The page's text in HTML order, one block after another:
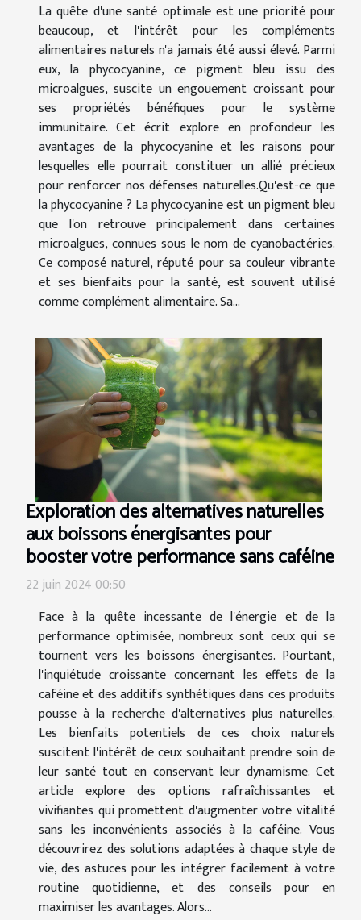
La quête d'une santé optimale est une priorité pour
beaucoup, et l'intérêt pour les compléments
alimentaires naturels n'a jamais été aussi élevé. Parmi
eux, la phycocyanine, ce pigment bleu issu des
microalgues, suscite un engouement croissant pour
ses propriétés bénéfiques pour le système
immunitaire. Cet écrit explore en profondeur les
avantages de la phycocyanine et les raisons pour
lesquelles elle pourrait constituer un allié précieux
pour renforcer nos défenses naturelles.Qu'est-ce que
la phycocyanine ? La phycocyanine est un pigment bleu
que l'on retrouve principalement dans certaines
microalgues, connues sous le nom de cyanobactéries.
Ce composé naturel, réputé pour sa couleur vibrante
et ses bienfaits pour la santé, est souvent utilisé
comme complément alimentaire. Sa...
Exploration des alternatives naturelles
aux boissons énergisantes pour
booster votre performance sans caféine
22 juin 2024 00:50
Face à la quête incessante de l'énergie et de la
performance optimisée, nombreux sont ceux qui se
tournent vers les boissons énergisantes. Pourtant,
l'inquiétude croissante concernant les effets de la
caféine et des additifs synthétiques dans ces produits
pousse à la recherche d'alternatives plus naturelles.
Les bienfaits potentiels de ces choix naturels
suscitent l'intérêt de ceux souhaitant prendre soin de
leur santé tout en conservant leur dynamisme. Cet
article explore des options rafraîchissantes et
vivifiantes qui promettent d'augmenter votre vitalité
sans les inconvénients associés à la caféine. Vous
découvrirez des solutions adaptées à chaque style de
vie, des astuces pour les intégrer facilement à votre
routine quotidienne, et des conseils pour en
maximiser les avantages. Alors...